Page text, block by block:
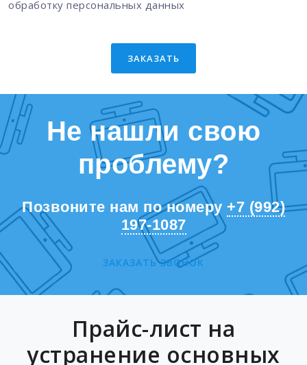
Нажимая кнопку "Заказать", вы соглашаетесь на
ЗАКАЗАТЬ
Не нашли свою
проблему?
Позвоните нам по номеру
197-1087
Прайс-лист на